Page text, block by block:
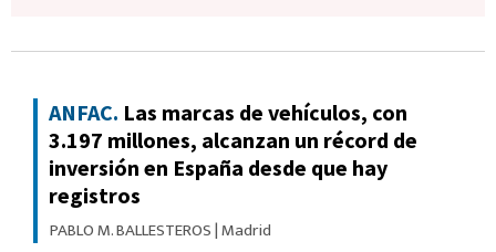
ANFAC. Las marcas de vehículos, con
3.197 millones, alcanzan un récord de
inversión en España desde que hay
registros
PABLO M. BALLESTEROS|Madrid